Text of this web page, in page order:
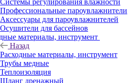
Системы регулирования влажности
Профессиональные пароувлажнители
Аксессуары для пароувлажнителей
Осушители для бассейнов
материалы, инструмент
Назад
Расходные материалы, инструмент
Трубы медные
Теплоизоляция
Шланг дренажный